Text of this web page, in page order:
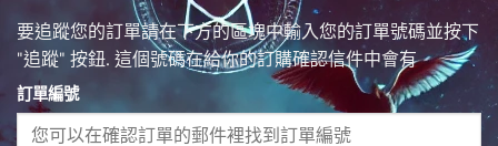
要追蹤您的訂單請在下方的區塊中輸入您的訂單號碼並按下
"追蹤" 按鈕. 這個號碼在給你的訂購確認信件中會有
訂單編號